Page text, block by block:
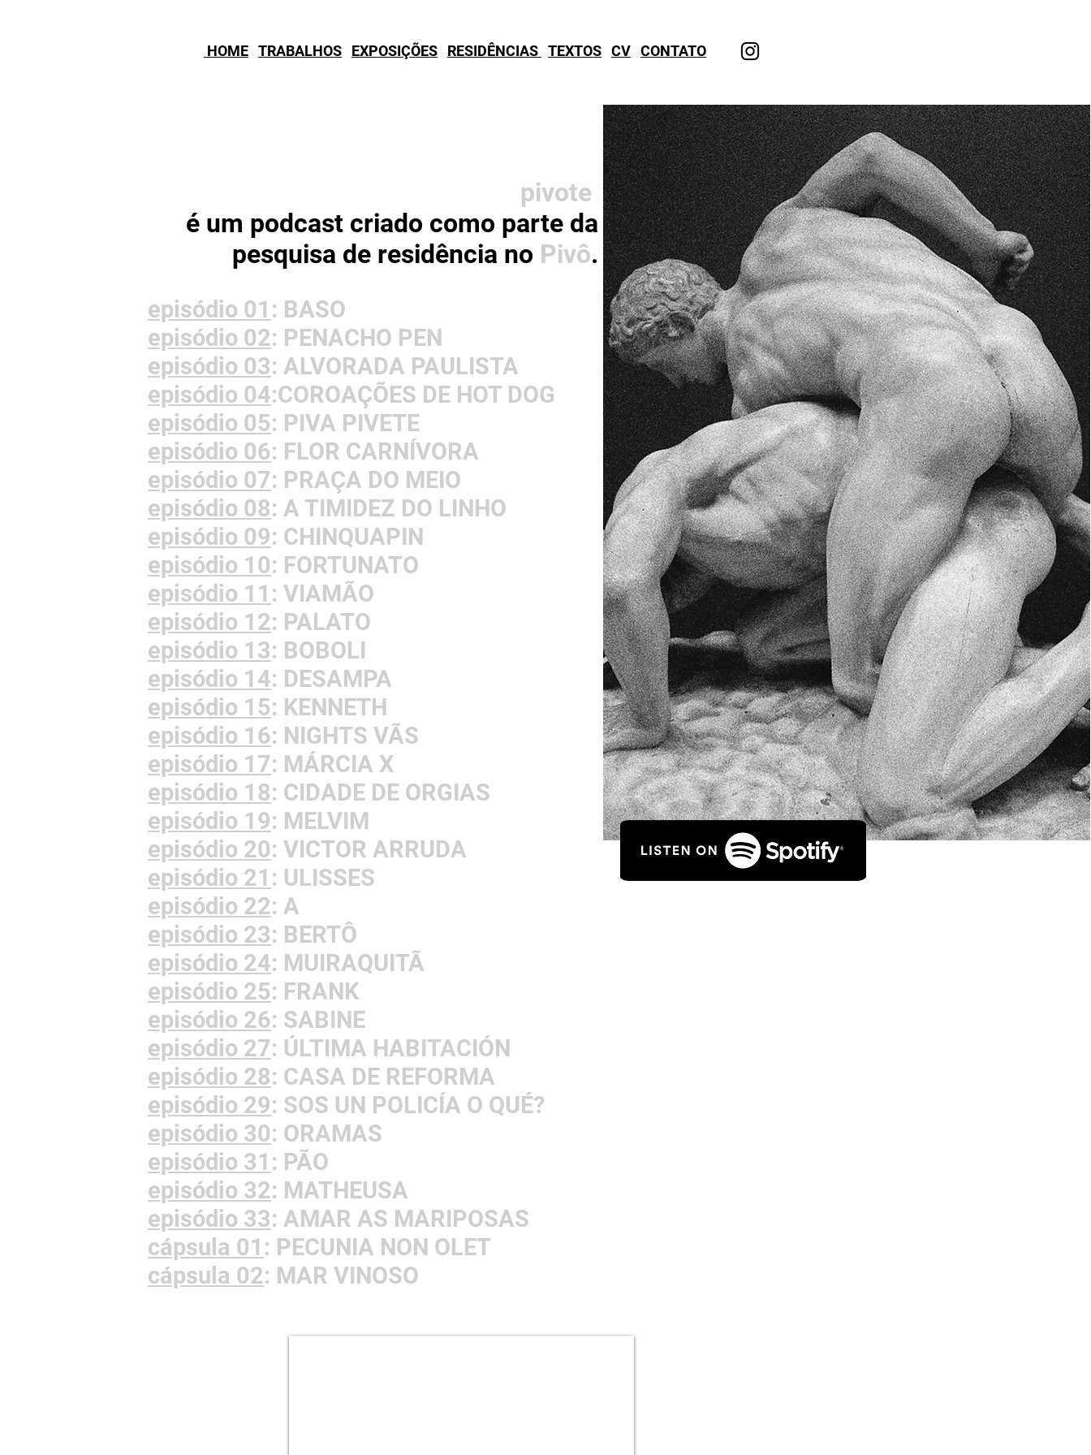
HOME TRABALHOS EXPOSIÇÕES RESIDÊNCIAS TEXTOS CV CONTATO
pivote
é um podcast criado como parte da
pesquisa de residência no Pivô.
episódio 01 : BASO
episódio 02: PENACHO PEN
episódio 03: ALVORADA PAULISTA
episódio 04:COROAÇÕES DE HOT DOG
episódio 05: PIVA PIVETE
episódio 06: FLOR CARNÍVORA
episódio 07: PRAÇA DO MEIO
episódio 08: A TIMIDEZ DO LINHO
episódio 09: CHINQUAPIN
episódio 10: FORTUNATO
episódio 11 : VIAMÃO
episódio 12: PALATO
episódio 13: BOBOLI
episódio 14: DESAMPA
episódio 15: KENNETH
episódio 16: NIGHTS VÃS
episódio 17: MÁRCIA X
episódio 18: CIDADE DE ORGIAS
episódio 19: MELVIM
episódio 20: VICTOR ARRUDA
episódio 21 : ULISSES
episódio 22: A
episódio 23: BERTÔ
episódio 24: MUIRAQUITÃ
episódio 25: FRANK
episódio 26: SABINE
episódio 27: ÚLTIMA HABITACIÓN
episódio 28: CASA DE REFORMA
episódio 29: SOS UN POLICÍA O QUÉ?
episódio 30: ORAMAS
episódio 31 : PÃO
episódio 32: MATHEUSA
episódio 33: AMAR AS MARIPOSAS
cápsula 01 : PECUNIA NON OLET
cápsula 02: MAR VINOSO